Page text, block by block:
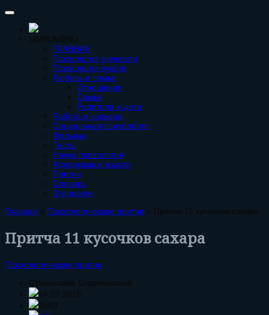
MENUMENU
ГЛАВНАЯ
Психология личности
Психология чувств
Любовь и семья
Отношения
Семья
Родители и дети
Работа и карьера
Социальная психология
Фильмы
Тесты
Наука психология
Афоризмы и мысли
Притчи
Словарь
О проекте
Главная » Психологические притчи » Притча 11 кусочков сахара
Притча 11 кусочков сахара
Психологические притчи
Станислава Стариковская
24.07.2016
3583